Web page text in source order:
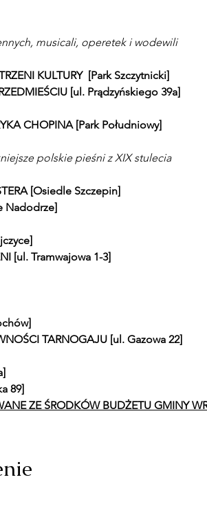
musicali, operetek i wodewili
KULTURY  [Park Szczytnicki]
[ul. Prądzyńskiego 39a]
CHOPINA [Park Południowy]
polskie pieśni z XIX stulecia
[Osiedle Szczepin]
Nadodrze]
[ul. Tramwajowa 1-3]
TARNOGAJU [ul. Gazowa 22]
89]
ZE ŚRODKÓW BUDŻETU GMINY